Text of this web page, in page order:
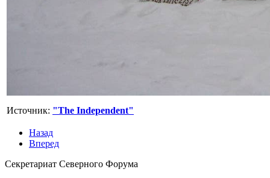
Источник: "The Independent"
Назад
Вперед
Секретариат Северного Форума